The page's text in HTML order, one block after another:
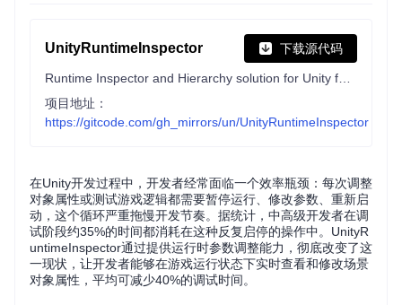
UnityRuntimeInspector 下载源代码
项目地址：
https://gitcode.com/gh_mirrors/un/UnityRuntimeInspector
在Unity开发过程中，开发者经常面临一个效率瓶颈：每次调整
对象属性或测试游戏逻辑都需要暂停运行、修改参数、重新启
动，这个循环严重拖慢开发节奏。据统计，中高级开发者在调
试阶段约35%的时间都消耗在这种反复启停的操作中。UnityR
untimeInspector通过提供运行时参数调整能力，彻底改变了这
一现状，让开发者能够在游戏运行状态下实时查看和修改场景
对象属性，平均可减少40%的调试时间。